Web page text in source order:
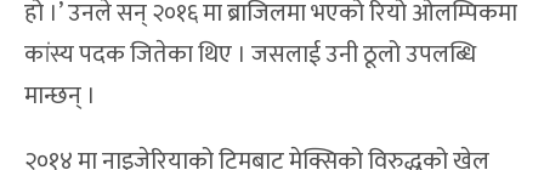
हो ।’ उनले सन् २०१६ मा ब्राजिलमा भएको रियो ओलम्पिकमा
कांस्य पदक जितेका थिए । जसलाई उनी ठूलो उपलब्धि
मान्छन् ।
२०१४ मा नाइजेरियाको टिमबाट मेक्सिको विरुद्धको खेल